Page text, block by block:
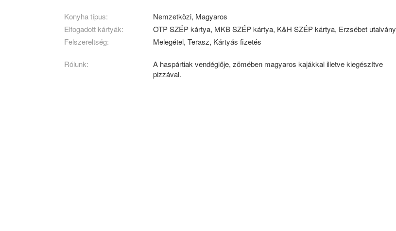
Konyha típus: Nemzetközi, Magyaros
Elfogadott kártyák:
OTP SZÉP kártya, MKB SZÉP kártya, K&H SZÉP kártya, Erzsébet utalvány
Felszereltség:
Melegétel, Terasz, Kártyás fizetés
Rólunk:
A haspártiak vendéglője, zömében magyaros kajákkal illetve kiegészítve
pizzával.